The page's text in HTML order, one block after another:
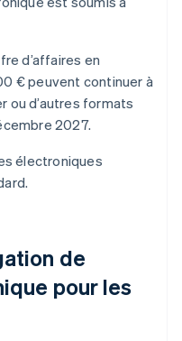
d’affaires en
€ peuvent continuer à
ou d’autres formats
2027.
électroniques
de
pour les